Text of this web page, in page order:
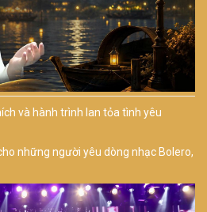
và hành trình lan tỏa tình yêu
những người yêu dòng nhạc Bolero,